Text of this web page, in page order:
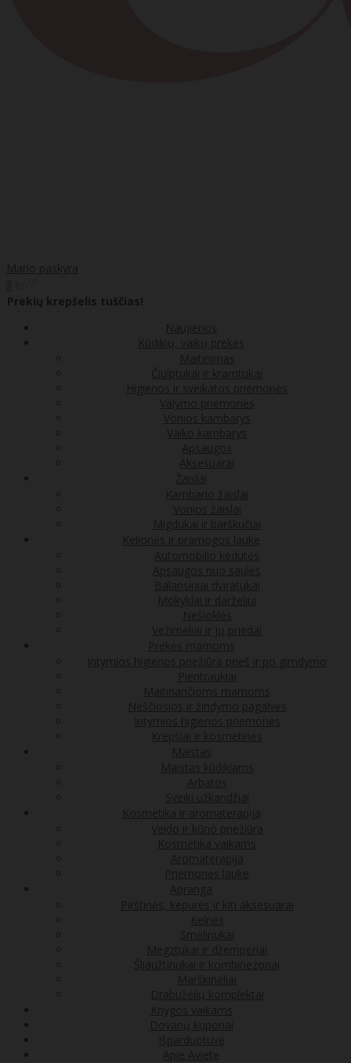
Mano paskyra
Prekių krepšelis tuščias!
Naujienos
Kūdikių, vaikų prekės
Maitinimas
Čiulptukai ir kramtukai
Higienos ir sveikatos priemonės
Valymo priemonės
Vonios kambarys
Vaiko kambarys
Apsaugos
Aksesuarai
Žaislai
Kambario žaislai
Vonios žaislai
Migdukai ir barškučiai
Kelionės ir pramogos lauke
Automobilio kėdutės
Apsaugos nuo saulės
Balansiniai dviratukai
Mokyklai ir darželiui
Nešioklės
Vežimėliai ir jų priedai
Prekės mamoms
Intymios higienos priežiūra prieš ir po gimdymo
Pientraukiai
Maitinančioms mamoms
Nėščiosios ir žindymo pagalvės
Intymios higienos priemonės
Krepšiai ir kosmetinės
Maistas
Maistas kūdikiams
Arbatos
Sveiki užkandžiai
Kosmetika ir aromaterapija
Veido ir kūno priežiūra
Kosmetika vaikams
Aromaterapija
Priemonės lauke
Apranga
Pirštinės, kepurės ir kiti aksesuarai
Kelnės
Smėlinukai
Megztukai ir džemperiai
Šliaužtinukai ir kombinezonai
Marškinėliai
Drabužėlių komplektai
Knygos vaikams
Dovanų kuponai
Išparduotuvė
Apie Avietę